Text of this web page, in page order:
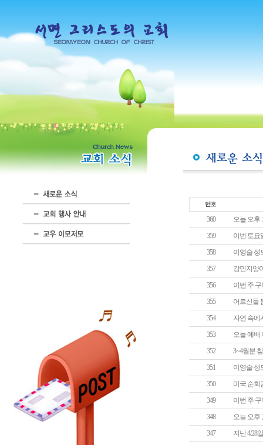
360
오늘 오후
359
이번 토요
358
이영술 성
357
강민지양
356
이번 주
355
어르신들
354
자연 속에
353
오늘 예배
352
3~4월분
351
이영술 성
350
미국 순회
349
이번 주
348
오늘 오후
347
지난 4/28